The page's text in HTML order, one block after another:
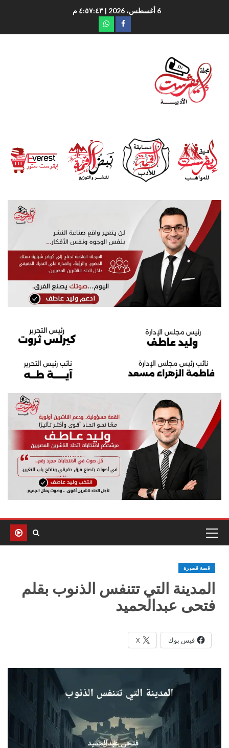
6 أغسطس، 2026 | ٤:٥٧:٤٥ م
قصة قصيرة
المدينة التي تتنفس الذنوب بقلم
فتحى عبدالحميد
فيس بوك X